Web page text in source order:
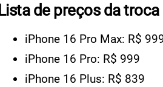
Lista de preços da
iPhone 16 Pro Max: R$
iPhone 16 Pro: R$ 999
iPhone 16 Plus: R$ 839